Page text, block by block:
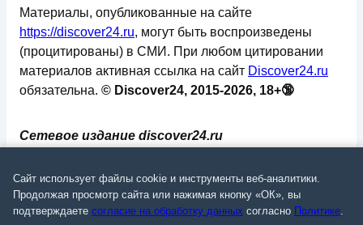
Сетевое издание discover24.ru
надзору в сфере связи, информационных
технологий и массовых коммуникаций
(Роскомнадзор). Регистрационный номер: ЭЛ №
Материалы, опубликованные на сайте
https://discover24.ru, могут быть воспроизведены
(процитированы) в СМИ. При любом цитировании
материалов активная ссылка на сайт Discover24.ru
обязательна. © Discover24, 2015-2026, 18+🔞
Сайт использует файлы cookie и инструменты веб-аналитики.
Продолжая просмотр сайта или нажимая кнопку «ОК», вы
подтверждаете согласие на обработку данных согласно Политике.